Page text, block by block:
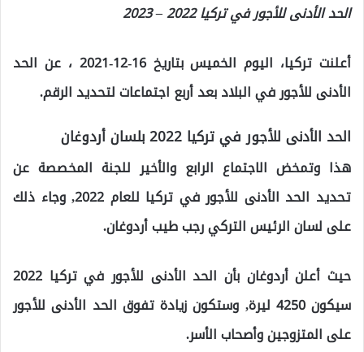
الحد الأدنى للأجور في تركيا 2022 – 2023
أعلنت تركيا، اليوم الخميس بتاريخ 16-12-2021 ، عن الحد
الأدنى للأجور في البلاد بعد أربع اجتماعات لتحديد الرقم.
الحد الأدنى للأجور في تركيا 2022 بلسان أردوغان
هذا وتمخض الاجتماع الرابع والأخير للجنة المخصصة عن
تحديد الحد الأدنى للأجور في تركيا للعام 2022, وجاء ذلك
على لسان الرئيس التركي رجب طيب أردوغان.
حيث أعلن أردوغان بأن الحد الأدنى للأجور في تركيا 2022
سيكون 4250 ليرة, وستكون زيادة تفوق الحد الأدنى للأجور
على المتزوجين وأصحاب الأسر.